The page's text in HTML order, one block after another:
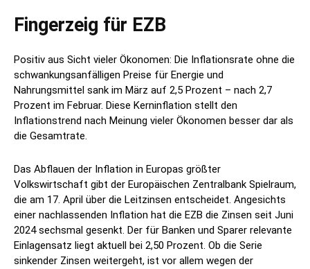
Fingerzeig für EZB
Positiv aus Sicht vieler Ökonomen: Die Inflationsrate ohne die
schwankungsanfälligen Preise für Energie und
Nahrungsmittel sank im März auf 2,5 Prozent – nach 2,7
Prozent im Februar. Diese Kerninflation stellt den
Inflationstrend nach Meinung vieler Ökonomen besser dar als
die Gesamtrate.
Das Abflauen der Inflation in Europas größter
Volkswirtschaft gibt der Europäischen Zentralbank Spielraum,
die am 17. April über die Leitzinsen entscheidet. Angesichts
einer nachlassenden Inflation hat die EZB die Zinsen seit Juni
2024 sechsmal gesenkt. Der für Banken und Sparer relevante
Einlagensatz liegt aktuell bei 2,50 Prozent. Ob die Serie
sinkender Zinsen weitergeht, ist vor allem wegen der